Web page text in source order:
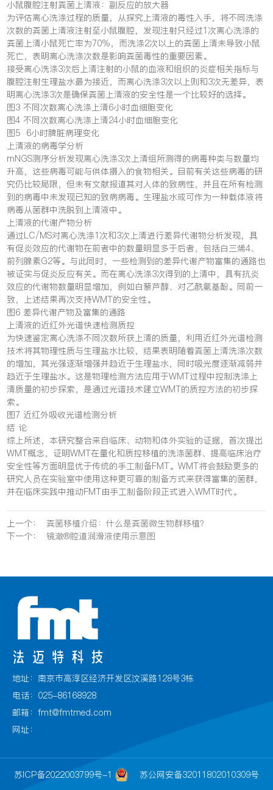
小鼠腹腔注射粪菌上清液：副反应的放大器
为评估离心洗涤过程的质量，从探究上清液的毒性入手，将不同洗涤
次数的粪菌上清液注射至小鼠腹腔，发现注射只经过1次离心洗涤的
粪菌上清小鼠死亡率为70%，而洗涤2次以上的粪菌上清未导致小鼠
死亡，表明离心洗涤次数是影响粪菌毒性的重要因素。
接受离心洗涤3次后上清注射的小鼠的血液和组织的炎症相关指标与
腹腔注射生理盐水最为接近，而离心洗涤3次以上则和3次无差异，表
明离心洗涤3次是确保粪菌上清液的安全性是一个比较好的选择。
图3 不同次数离心洗涤上清6小时血细胞变化
图4 不同次数离心洗涤上清24小时血细胞变化
图5 6小时脾脏病理变化
上清液的病毒学分析
mNGS测序分析发现离心洗涤3次上清组所测得的病毒种类与数量均
升高，这些病毒可能与供体摄入的食物相关。目前有关这些病毒的研
究仍比较局限，但未有文献报道其对人体的致病性，并且在所有检测
到的病毒中未发现已知的致病病毒。生理盐水或可作为一种载体液将
病毒从菌群中洗脱到上清液中。
上清液的代谢产物分析
通过LC/MS对离心洗涤1次和3次上清进行差异代谢物分析发现，具
有促炎效应的代谢物在前者中的数量明显多于后者，包括白三烯4、
前列腺素G2等。与此同时，一些检测到的差异代谢产物富集的通路也
被证实与促炎反应有关。而在离心洗涤3次得到的上清中，具有抗炎
效应的代谢物数量明显增加，例如白藜芦醇、对乙酰氨基酚。同前一
致，上述结果再次支持WMT的安全性。
图6 差异代谢产物及富集的通路
上清液的近红外光谱快速检测质控
为快速鉴定离心洗涤不同次数所获上清的质量，利用近红外光谱检测
技术将其物理性质与生理盐水比较，结果表明随着粪菌上清洗涤次数
的增加，其光强逐渐增强并趋近于生理盐水，同时吸光度逐渐减弱并
趋近于生理盐水。这是物理检测方法应用于WMT过程中控制洗涤上
清质量的初步探索，是通过光谱技术建立WMT的质控方法的初步探
索。
图7 近红外吸收光谱检测分析
结 论
综上所述，本研究整合来自临床、动物和体外实验的证据，首次提出
WMT概念，证明WMT在量化和质控移植的洗涤菌群、提高临床治疗
安全性等方面明显优于传统的手工制备FMT。WMT将会鼓励更多的
研究人员在实验室中使用这种更可靠的制备方式来获得富集的菌群，
并在临床实践中推动FMT由手工制备阶段正式进入WMT时代。
上一个：
粪菌移植介绍：什么是粪菌微生物群移植？
下一个：
镜澈®腔道润滑液使用示意图
地址：南京市高淳区经济开发区汶溪路128号3栋
电话：025-86168928
邮箱：fmt@fmtmed.com
网址：
苏ICP备2022003799号-1 苏公网安备32011802010309号